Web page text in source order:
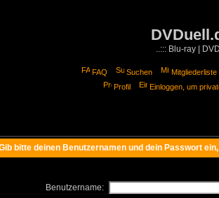
..::: Blu-ray |
FAQ Suchen Mitgliederliste
Profil
Einloggen, um
bitte deinen Benutzernamen und dein Passwort
Benutzername: